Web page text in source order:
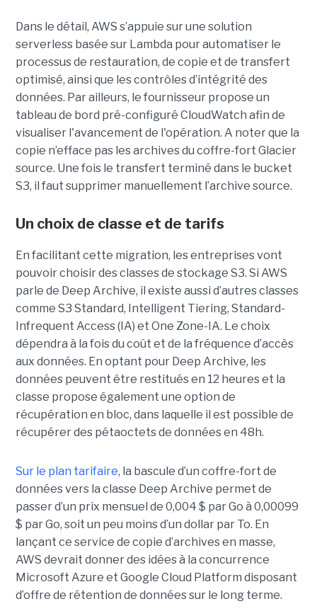
Dans le détail, AWS s’appuie sur une solution
serverless basée sur Lambda pour automatiser le
processus de restauration, de copie et de transfert
optimisé, ainsi que les contrôles d’intégrité des
données. Par ailleurs, le fournisseur propose un
tableau de bord pré-configuré CloudWatch afin de
visualiser l'avancement de l'opération. A noter que la
copie n’efface pas les archives du coffre-fort Glacier
source. Une fois le transfert terminé dans le bucket
S3, il faut supprimer manuellement l’archive source.
Un choix de classe et de tarifs
En facilitant cette migration, les entreprises vont
pouvoir choisir des classes de stockage S3. Si AWS
parle de Deep Archive, il existe aussi d’autres classes
comme S3 Standard, Intelligent Tiering, Standard-
Infrequent Access (IA) et One Zone-IA. Le choix
dépendra à la fois du coût et de la fréquence d’accès
aux données. En optant pour Deep Archive, les
données peuvent être restitués en 12 heures et la
classe propose également une option de
récupération en bloc, dans laquelle il est possible de
récupérer des pétaoctets de données en 48h.
Sur le plan tarifaire, la bascule d’un coffre-fort de
données vers la classe Deep Archive permet de
passer d’un prix mensuel de 0,004 $ par Go à 0,00099
$ par Go, soit un peu moins d’un dollar par To. En
lançant ce service de copie d’archives en masse,
AWS devrait donner des idées à la concurrence
Microsoft Azure et Google Cloud Platform disposant
d’offre de rétention de données sur le long terme.